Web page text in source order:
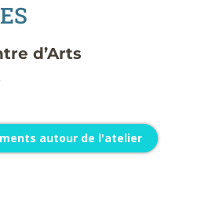
d’Arts
autour de l'atelier